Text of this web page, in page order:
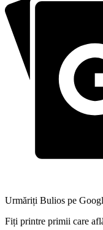
Urmăriți Bulios pe
Fiți printre primii care